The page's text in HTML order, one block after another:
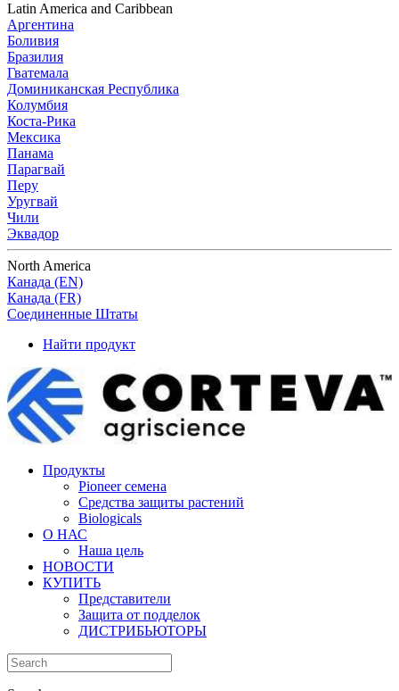
Latin America and Caribbean
Аргентина
Боливия
Бразилия
Гватемала
Доминиканская Республика
Колумбия
Коста-Рика
Мексика
Панама
Парагвай
Перу
Уругвай
Чили
Эквадор
North America
Канада (EN)
Канада (FR)
Соединенные Штаты
Найти продукт
Продукты
Pioneer семена
Средства защиты растений
Biologicals
О НАС
Наша цель
НОВОСТИ
КУПИТЬ
Представители
Защита от подделок
ДИСТРИБЬЮТОРЫ